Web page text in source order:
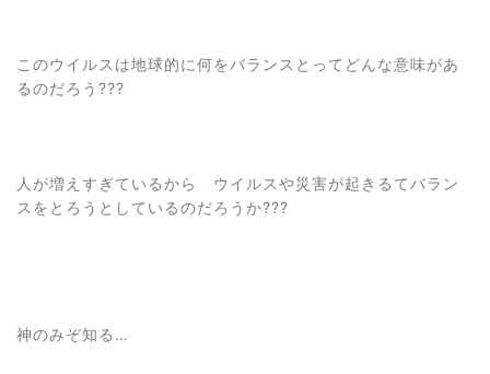
このウイルスは地球的に何をバランスとってどんな意味があ
るのだろう???
人が増えすぎているから ウイルスや災害が起きるてバラン
スをとろうとしているのだろうか???
神のみぞ知る…